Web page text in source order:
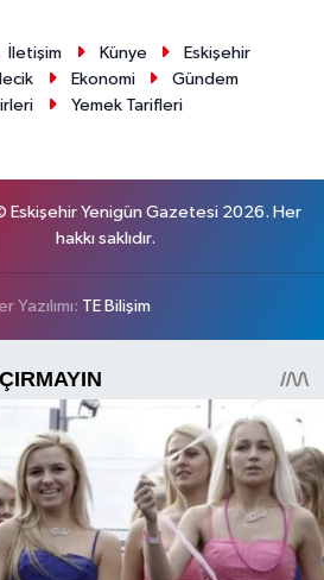
İletişim Künye
Eskişehir
Ekonomi
Gündem
Yemek Tarifleri
Yenigün Gazetesi 2026. Her
hakkı saklıdır.
Yazılımı: TE Bilişim